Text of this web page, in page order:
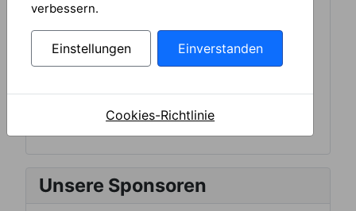
Unsere Sponsoren
verbessern.
Einstellungen Einverstanden
Cookies-Richtlinie